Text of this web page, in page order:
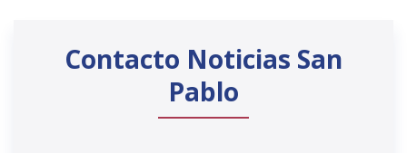
Contacto Noticias San
Pablo